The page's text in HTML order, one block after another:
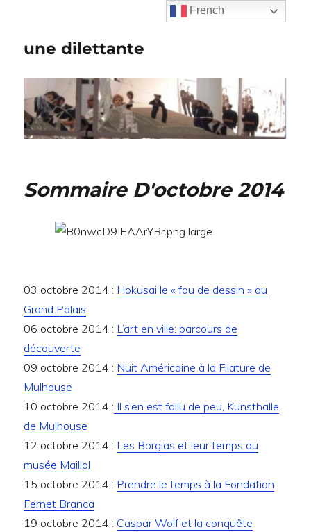
une dilettante
Sommaire D'octobre 2014
03 octobre 2014 : Hokusai le « fou de dessin » au
Grand Palais
06 octobre 2014 : L’art en ville: parcours de
découverte
09 octobre 2014 : Nuit Américaine à la Filature de
Mulhouse
10 octobre 2014 : Il s’en est fallu de peu, Kunsthalle
de Mulhouse
12 octobre 2014 : Les Borgias et leur temps au
musée Maillol
15 octobre 2014 : Prendre le temps à la Fondation
Fernet Branca
19 octobre 2014 : Caspar Wolf et la conquête
French